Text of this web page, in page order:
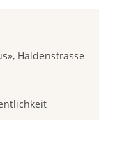
Haldenstrasse